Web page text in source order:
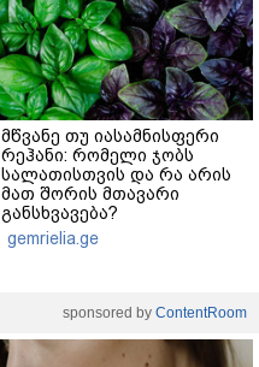
მწვანე თუ იასამნისფერი
რეჰანი: რომელი ჯობს
სალათისთვის და რა არის
მათ შორის მთავარი
განსხვავება?
gemrielia.ge
sponsored by ContentRoom